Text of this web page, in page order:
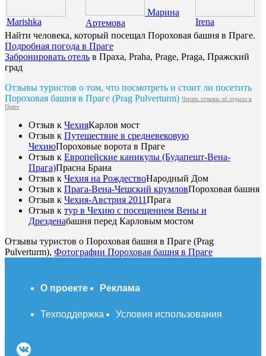
Marishka
Марина
Артемова
Irena
Найти человека, который посещал Пороховая башня в Праге.
Подробная погода в Праге
Забронировать отель в Праха, Praha, Prage, Praga, Пражский
град
Отзывы туристов о том, что посмотреть и стоит ли посетить
Пороховая башня в Праге (Prag Pulverturm) Читать отзывы об отдыхе в
Праге
Отзыв к ЧехияКарлов мост
Отзыв к Путешествие в средневековую
ЧехиюПороховые ворота в Праге
Отзыв к Европейские каникулы (Будапешт-Вена-
Прага)Прасна Брана
Отзыв к Чехия на РождествоНародный Дом
Отзыв к Прага-Вена-Чешский крумловПороховая башня
Отзыв к Чехия-Австрия 2011Прага
Отзыв к тур в Чехию с посещением Вены и
Дрезденабашня перед Карловым мостом
Отзывы туристов о Пороховая башня в Праге (Prag
Pulverturm), Фотографии Пороховая башня в Праге
О проекте Реклама
Техподдержка Условия использования